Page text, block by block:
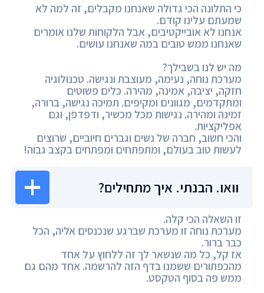
כי התלונה הכי גדולה שאנחנו מקבלים, זה למה לא
שמעתם עלינו קודם.
אנחנו לא אובייקטיבים, אבל הלקוחות שלנו אומרים
שאנחנו ממש טובים במה שאנחנו עושים.
מה יש לנו בשבילך?
מערכת נוחה, נעימה, מעוצבת ונגישה. טכנולוגיה
חזקה, יציבה, אמינה, מהירה. כלים פשוטים
ומתקדמים, מגוונים ומקיפים. תמיכה נגישה, ברורה,
זמינה ומהירה. נגישות מכל מכשיר, ודפדפן, וגם
אפליקציות.
והכי חשוב, חברה של נשים וגברים חיוביים, שרוצים
לעשות טוב בעולם, ומתפתחים ומפתחים בקצב גבוה!
וואו. הבנתי. איך מתחילים?
זו השאלה הכי קלה.
מערכת נוחה זו מערכת שברגע שנכנסים אליה, הכל
כבר ברור.
אז קל, כל מה שנשאר לך זה ללחוץ על אחד
מהכפתורים ששמנו בדף הזה להרשמה. אחד מהם גם
ממש פה בסוף הטקסט.